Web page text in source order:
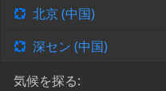
北京 (中国)
深セン (中国)
気候を探る: